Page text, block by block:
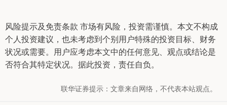
风险提示及免责条款 市场有风险，投资需谨慎。本文不构成
个人投资建议，也未考虑到个别用户特殊的投资目标、财务
状况或需要。用户应考虑本文中的任何意见、观点或结论是
否符合其特定状况。据此投资，责任自负。
联华证券提示：文章来自网络，不代表本站观点。